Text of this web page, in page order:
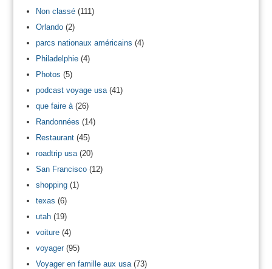
Non classé(111)
Orlando(2)
parcs nationaux américains (4)
Philadelphie(4)
Photos (5)
podcast voyage usa(41)
que faire à(26)
Randonnées (14)
Restaurant(45)
roadtrip usa(20)
San Francisco(12)
shopping(1)
texas (6)
utah(19)
voiture(4)
voyager(95)
Voyager en famille aux usa(73)